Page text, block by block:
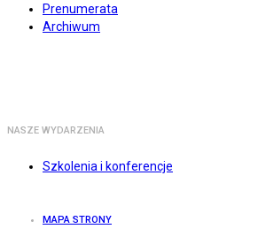
Prenumerata
Archiwum
NASZE WYDARZENIA
Szkolenia i konferencje
MAPA STRONY